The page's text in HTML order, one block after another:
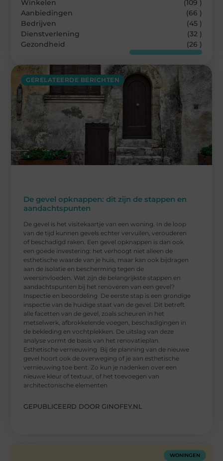
GERELATEERDE BERICHTEN
De gevel opknappen: dit zijn de stappen en
aandachtspunten
De gevel is het visitekaartje van een woning. In de loop
van de tijd kunnen gevels echter vervuilen, verouderen
of beschadigd raken. Een gevel opknappen is dan ook
een goede investering: het verhoogt niet alleen de
esthetische waarde van je huis, maar kan ook bijdragen
aan de isolatie en bescherming tegen de
weersinvloeden. Wat zijn de belangrijkste stappen en
aandachtspunten bij het renoveren van een gevel?
Inspectie en beoordeling De eerste stap is een grondige
inspectie van de huidige staat van de gevel. Dit betreft
alle facetten van de gevel, zoals scheuren in het
metselwerk, afbrokkelende voegen, beschadigingen in
de bekleding en vochtplekken. De uitslag van deze
analyse vormt de basis van het renovatieplan.
Esthetische vernieuwing Bij de planning van de nieuwe
gevel hoort ook de overweging of je aan esthetische
vernieuwing toe bent. Zo kun je nadenken over een
nieuwe kleur of textuur, of het toevoegen van
architectonische elementen
GEPUBLICEERD DOOR GINOFEY.NL
Winkelen
(109 )
Aanbiedingen
(66 )
Bedrijven
(45 )
Dienstverlening
(32 )
Gezondheid
(26 )
WONINGEN